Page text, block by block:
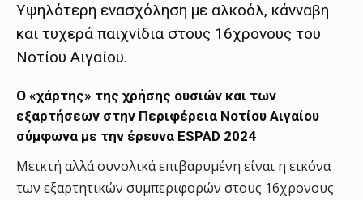
Υψηλότερη ενασχόληση με αλκοόλ, κάνναβη
και τυχερά παιχνίδια στους 16χρονους του
Νοτίου Αιγαίου.
Ο «χάρτης» της χρήσης ουσιών και των
εξαρτήσεων στην Περιφέρεια Νοτίου Αιγαίου
σύμφωνα με την έρευνα ESPAD 2024
Μεικτή αλλά συνολικά επιβαρυμένη είναι η εικόνα
των εξαρτητικών συμπεριφορών στους 16χρονους